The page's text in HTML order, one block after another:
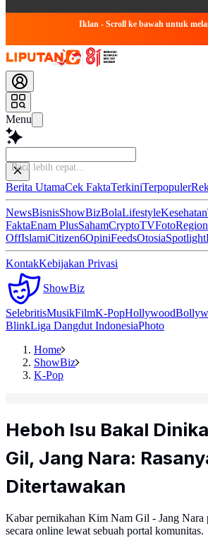
Iklan - Scroll ke bawah untuk
Menu
Sim
Berita UtamaCek FaktaTerkiniTerpopuler
NewsBisnisShowBizBolaLifestyleKesehatan
FaktaEnam PlusSahamCryptoTVFoto
OffIslamiCitizen6OpiniFeedsOtosiaSpotlight
KontakKebijakan Privasi
ShowBiz
SelebritisMusikFilmK-PopHollywood
BlinkLiga Dangdut IndonesiaPhoto
Home
ShowBiz
K-Pop
Heboh Isu Bakal
Gil, Jang Nara:
Ditertawakan
Kabar pernikahan Kim Nam Gil - Jang Nara
secara online lewat sebuah portal komunitas.